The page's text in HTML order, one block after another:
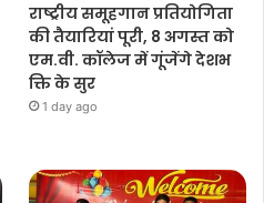
राष्ट्रीय समूहगान प्रतियोगिता
की तैयारियां पूरी, 8 अगस्त को
एम.वी. कॉलेज में गूंजेंगे देशभ
क्ति के सुर
1 day ago